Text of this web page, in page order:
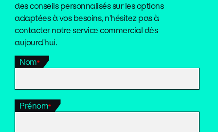
des conseils personnalisés sur les options
adaptées à vos besoins, n'hésitez pas à
contacter notre service commercial dès
aujourd'hui.
Nom*
Prénom*